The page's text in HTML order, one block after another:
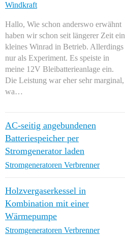
Windkraft
Hallo, Wie schon anderswo erwähnt
haben wir schon seit längerer Zeit ein
kleines Winrad in Betrieb. Allerdings
nur als Experiment. Es speiste in
meine 12V Bleibatterieanlage ein.
Die Leistung war eher sehr marginal,
wa…
AC-seitig angebundenen
Batteriespeicher per
Stromgenerator laden
Stromgeneratoren Verbrenner
Holzvergaserkessel in
Kombination mit einer
Wärmepumpe
Stromgeneratoren Verbrenner